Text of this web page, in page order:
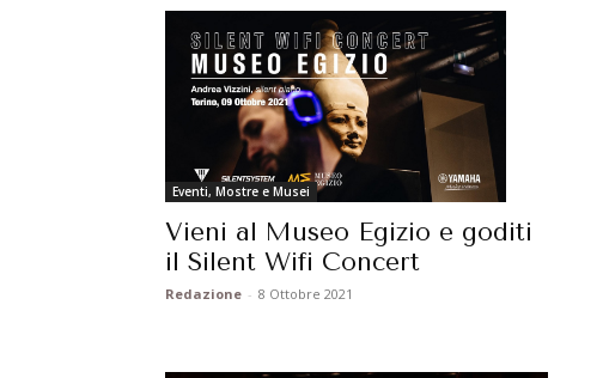
Eventi, Mostre e Musei
Vieni al Museo Egizio e goditi
il Silent Wifi Concert
Redazione - 8 Ottobre 2021